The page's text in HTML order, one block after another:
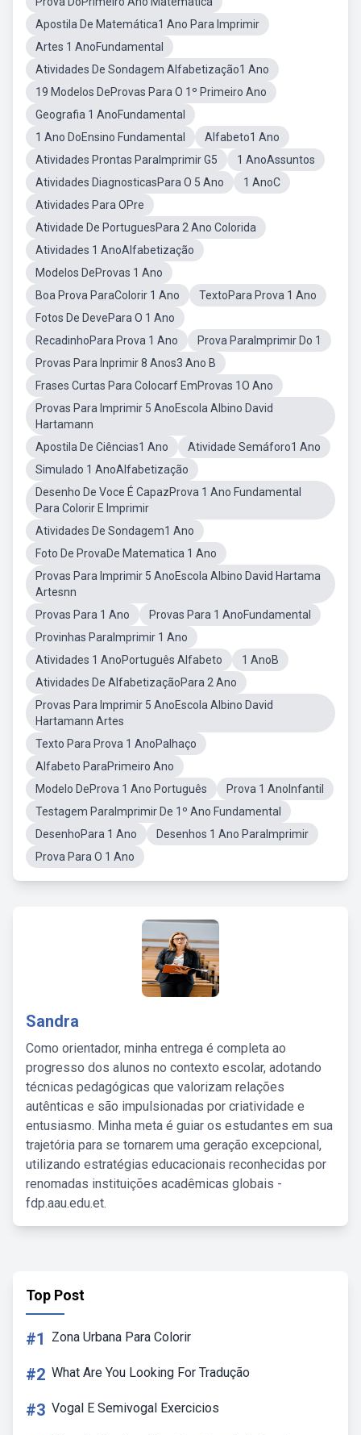
Apostila De Matemática1 Ano Para Imprimir
Artes 1 AnoFundamental
Atividades De Sondagem Alfabetização1 Ano
19 Modelos DeProvas Para O 1º Primeiro Ano
Geografia 1 AnoFundamental
1 Ano DoEnsino Fundamental
Alfabeto1 Ano
Atividades Prontas ParaImprimir G5
1 AnoAssuntos
Atividades DiagnosticasPara O 5 Ano
1 AnoC
Atividades Para OPre
Atividade De PortuguesPara 2 Ano Colorida
Atividades 1 AnoAlfabetização
Modelos DeProvas 1 Ano
Boa Prova ParaColorir 1 Ano
TextoPara Prova 1 Ano
Fotos De DevePara O 1 Ano
RecadinhoPara Prova 1 Ano
Prova ParaImprimir Do 1
Provas Para Inprimir 8 Anos3 Ano B
Frases Curtas Para Colocarf EmProvas 1O Ano
Provas Para Imprimir 5 AnoEscola Albino David
Hartamann
Apostila De Ciências1 Ano
Atividade Semáforo1 Ano
Simulado 1 AnoAlfabetização
Desenho De Voce É CapazProva 1 Ano Fundamental
Para Colorir E Imprimir
Atividades De Sondagem1 Ano
Foto De ProvaDe Matematica 1 Ano
Provas Para Imprimir 5 AnoEscola Albino David Hartama
Artesnn
Provas Para 1 Ano
Provas Para 1 AnoFundamental
Provinhas ParaImprimir 1 Ano
Atividades 1 AnoPortuguês Alfabeto
1 AnoB
Atividades De AlfabetizaçãoPara 2 Ano
Provas Para Imprimir 5 AnoEscola Albino David
Hartamann Artes
Texto Para Prova 1 AnoPalhaço
Alfabeto ParaPrimeiro Ano
Modelo DeProva 1 Ano Português
Prova 1 AnoInfantil
Testagem ParaImprimir De 1º Ano Fundamental
DesenhoPara 1 Ano
Desenhos 1 Ano ParaImprimir
Prova Para O 1 Ano
Sandra
Como orientador, minha entrega é completa ao
progresso dos alunos no contexto escolar, adotando
técnicas pedagógicas que valorizam relações
autênticas e são impulsionadas por criatividade e
entusiasmo. Minha meta é guiar os estudantes em sua
trajetória para se tornarem uma geração excepcional,
utilizando estratégias educacionais reconhecidas por
renomadas instituições acadêmicas globais -
fdp.aau.edu.et.
Top Post
#1 Zona Urbana Para Colorir
#2 What Are You Looking For Tradução
#3 Vogal E Semivogal Exercicios